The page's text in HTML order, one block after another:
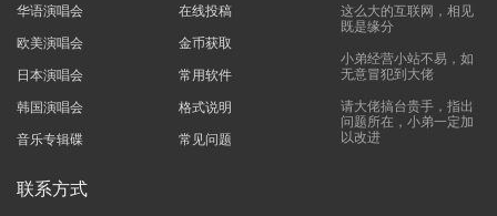
华语演唱会
欧美演唱会
日本演唱会
韩国演唱会
音乐专辑碟
在线投稿
金币获取
常用软件
格式说明
常见问题
这么大的互联网，相见
既是缘分
小弟经营小站不易，如
无意冒犯到大佬
请大佬搞台贵手，指出
问题所在，小弟一定加
以改进
联系方式